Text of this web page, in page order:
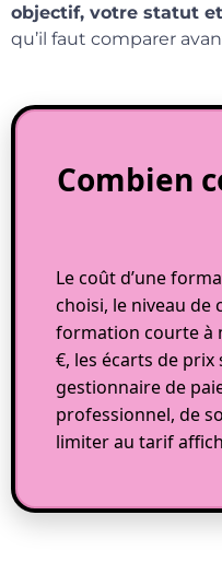
objectif, votre statut
qu’il faut comparer
Combien
Le coût d’une
choisi, le niveau de
formation courte à
€, les écarts de
gestionnaire de
professionnel, de
limiter au tarif